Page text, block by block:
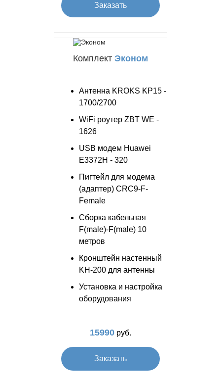
Заказать
Комплект Эконом
Антенна KROKS KP15 -
1700/2700
WiFi роутер ZBT WE -
1626
USB модем Huawei
E3372H - 320
Пигтейл для модема
(адаптер) CRC9-F-
Female
Сборка кабельная
F(male)-F(male) 10
метров
Кронштейн настенный
KH-200 для антенны
Установка и настройка
оборудования
15990 руб.
Заказать